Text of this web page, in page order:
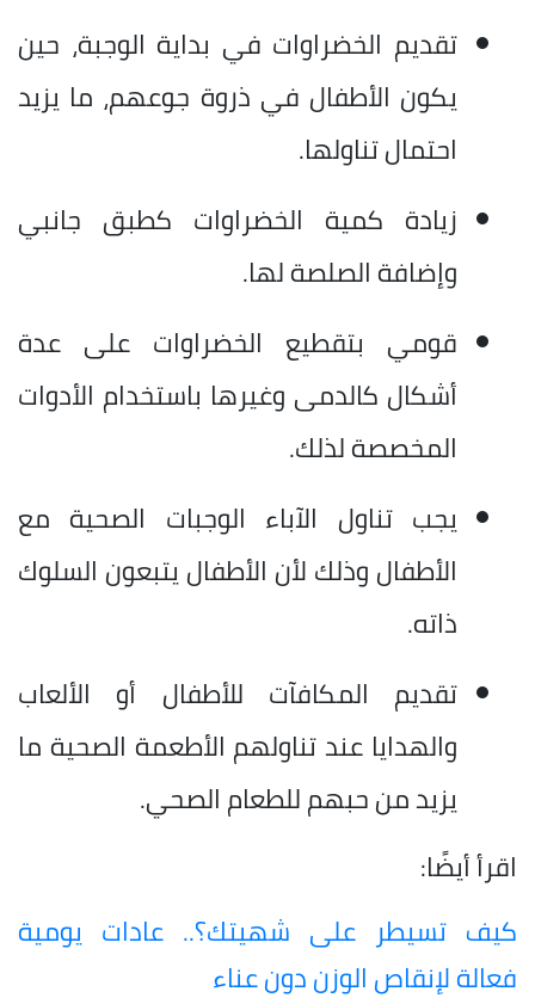
تقديم الخضراوات في بداية الوجبة، حين
يكون الأطفال في ذروة جوعهم، ما يزيد
احتمال تناولها.
زيادة كمية الخضراوات كطبق جانبي
وإضافة الصلصة لها.
قومي بتقطيع الخضراوات على عدة
أشكال كالدمى وغيرها باستخدام الأدوات
المخصصة لذلك.
يجب تناول الآباء الوجبات الصحية مع
الأطفال وذلك لأن الأطفال يتبعون السلوك
ذاته.
تقديم المكافآت للأطفال أو الألعاب
والهدايا عند تناولهم الأطعمة الصحية ما
يزيد من حبهم للطعام الصحي.
اقرأ أيضًا:
​كيف تسيطر على شهيتك؟.. عادات يومية
فعالة لإنقاص الوزن دون عناء